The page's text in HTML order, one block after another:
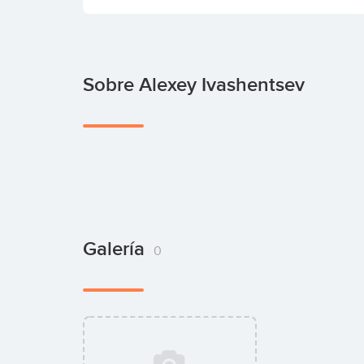
Sobre Alexey Ivashentsev
Galería 0